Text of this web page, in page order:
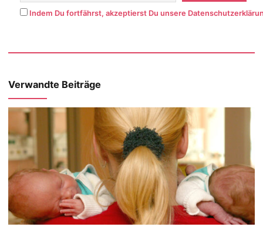
Indem Du fortfährst, akzeptierst Du unsere
Verwandte Beiträge